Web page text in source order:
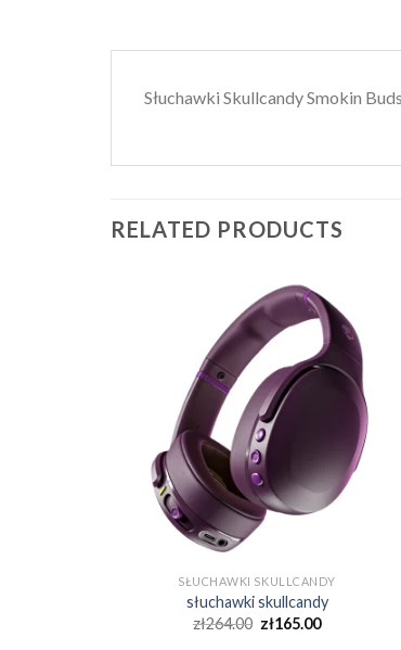
Słuchawki Skullcandy Smokin
RELATED PRODUCTS
SŁUCHAWKI SKULLCANDY
słuchawki skullcandy
zł264.00 zł165.00